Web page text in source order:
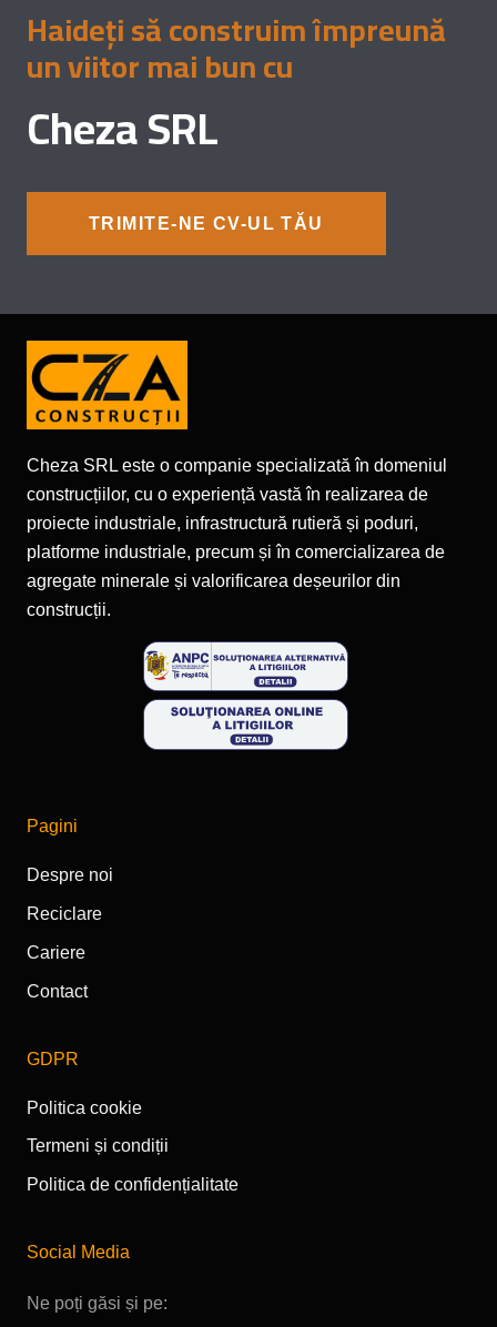
Haideți să construim împreună
un viitor mai bun cu
Cheza SRL
TRIMITE-NE CV-UL TĂU
Cheza SRL este o companie specializată în domeniul
construcțiilor, cu o experiență vastă în realizarea de
proiecte industriale, infrastructură rutieră și poduri,
platforme industriale, precum și în comercializarea de
agregate minerale și valorificarea deșeurilor din
construcții.
Pagini
Despre noi
Reciclare
Cariere
Contact
GDPR
Politica cookie
Termeni și condiții
Politica de confidențialitate
Social Media
Ne poți găsi și pe: